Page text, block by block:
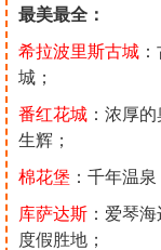
最美最全：
希拉波里斯古城
城；
番红花城 ：浓厚
生辉；
棉花堡 ：千年温
库萨达斯 ：爱琴
度假胜地；